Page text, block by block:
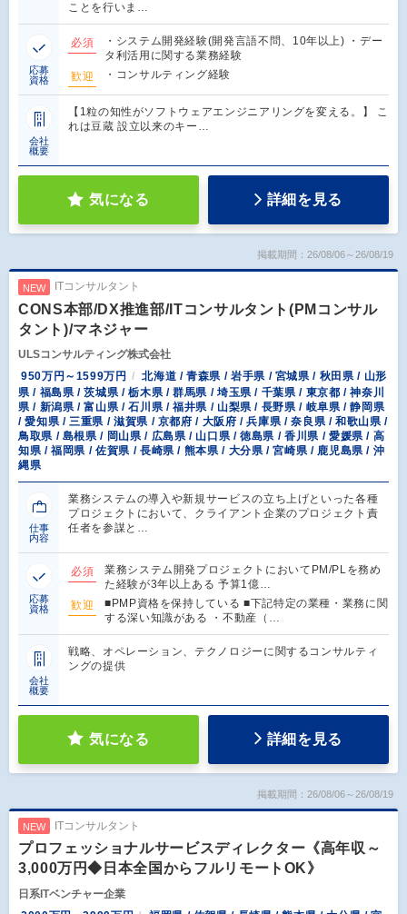
ことを行いま…
応募
資格
必須
・システム開発経験(開発言語不問、10年以上) ・デー
タ利活用に関する業務経験
歓迎
・コンサルティング経験
会社
概要
【1粒の知性がソフトウェアエンジニアリングを変える。】 こ
れは豆蔵 設立以来のキー…
気になる 詳細を見る
掲載期間：26/08/06～26/08/19
NEW ITコンサルタント
CONS本部/DX推進部/ITコンサルタント(PMコンサル
タント)/マネジャー
ULSコンサルティング株式会社
950万円～1599万円
北海道 / 青森県 / 岩手県 / 宮城県 / 秋田県 / 山形
県 / 福島県 / 茨城県 / 栃木県 / 群馬県 / 埼玉県 / 千葉県 / 東京都 / 神奈川
県 / 新潟県 / 富山県 / 石川県 / 福井県 / 山梨県 / 長野県 / 岐阜県 / 静岡県
/ 愛知県 / 三重県 / 滋賀県 / 京都府 / 大阪府 / 兵庫県 / 奈良県 / 和歌山県 /
鳥取県 / 島根県 / 岡山県 / 広島県 / 山口県 / 徳島県 / 香川県 / 愛媛県 / 高
知県 / 福岡県 / 佐賀県 / 長崎県 / 熊本県 / 大分県 / 宮崎県 / 鹿児島県 / 沖
縄県
仕事
内容
業務システムの導入や新規サービスの立ち上げといった各種
プロジェクトにおいて、クライアント企業のプロジェクト責
任者を参謀と…
応募
資格
必須
業務システム開発プロジェクトにおいてPM/PLを務め
た経験が3年以上ある 予算1億…
歓迎
■PMP資格を保持している ■下記特定の業種・業務に関
する深い知識がある ・不動産（…
会社
概要
戦略、オペレーション、テクノロジーに関するコンサルティ
ングの提供
気になる 詳細を見る
掲載期間：26/08/06～26/08/19
NEW ITコンサルタント
プロフェッショナルサービスディレクター《高年収～
3,000万円◆日本全国からフルリモートOK》
日系ITベンチャー企業